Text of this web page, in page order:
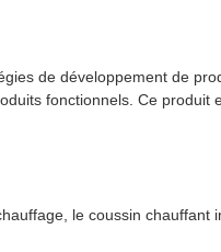
de développement de
fonctionnels. Ce produit
le coussin